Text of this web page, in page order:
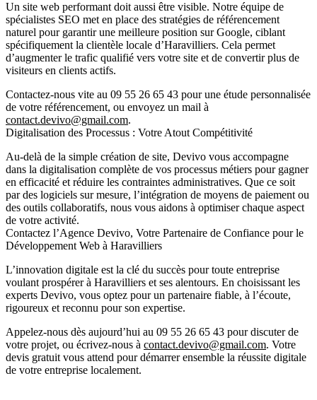
Un site web performant doit aussi être visible. Notre équipe de
spécialistes SEO met en place des stratégies de référencement
naturel pour garantir une meilleure position sur Google, ciblant
spécifiquement la clientèle locale d’Haravilliers. Cela permet
d’augmenter le trafic qualifié vers votre site et de convertir plus de
visiteurs en clients actifs.
Contactez-nous vite au 09 55 26 65 43 pour une étude personnalisée
de votre référencement, ou envoyez un mail à
contact.devivo@gmail.com.
Digitalisation des Processus : Votre Atout Compétitivité
Au-delà de la simple création de site, Devivo vous accompagne
dans la digitalisation complète de vos processus métiers pour gagner
en efficacité et réduire les contraintes administratives. Que ce soit
par des logiciels sur mesure, l’intégration de moyens de paiement ou
des outils collaboratifs, nous vous aidons à optimiser chaque aspect
de votre activité.
Contactez l’Agence Devivo, Votre Partenaire de Confiance pour le
Développement Web à Haravilliers
L’innovation digitale est la clé du succès pour toute entreprise
voulant prospérer à Haravilliers et ses alentours. En choisissant les
experts Devivo, vous optez pour un partenaire fiable, à l’écoute,
rigoureux et reconnu pour son expertise.
Appelez-nous dès aujourd’hui au 09 55 26 65 43 pour discuter de
votre projet, ou écrivez-nous à contact.devivo@gmail.com. Votre
devis gratuit vous attend pour démarrer ensemble la réussite digitale
de votre entreprise localement.